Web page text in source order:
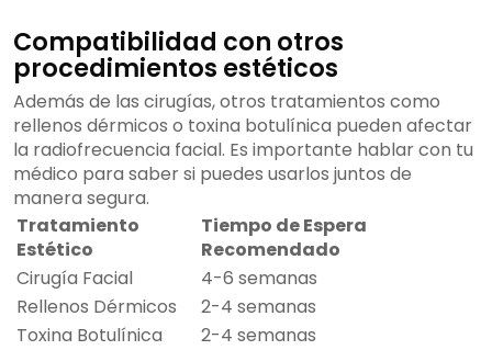
Compatibilidad con otros
procedimientos estéticos
Además de las cirugías, otros tratamientos como
rellenos dérmicos o toxina botulínica pueden afectar
la radiofrecuencia facial. Es importante hablar con tu
médico para saber si puedes usarlos juntos de
manera segura.
Tratamiento
Estético
Tiempo de Espera
Recomendado
Cirugía Facial
4-6 semanas
Rellenos Dérmicos
2-4 semanas
Toxina Botulínica
2-4 semanas